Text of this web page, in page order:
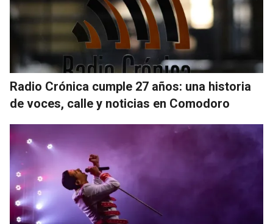
Radio Crónica cumple 27 años: una historia
de voces, calle y noticias en Comodoro